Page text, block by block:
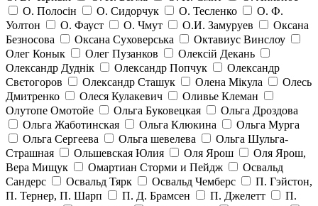
О. Полосін
О. Сидорчук О. Тесленко
О. Ф.
Уолтон
О. Фауст О. Чмут О.И. Замуруев
Оксана
Безносова
Оксана Суховерська
Октавиус Винслоу
Олег Конык
Олег Пузанков
Олексій Декань
Олександр Дуднік
Олександр Попчук
Олександр
Свєтогоров
Олександр Сташук Олена Мікула
Олесь
Дмитренко
Олеся Кулакевич
Оливье Клеман
Олутопе Омотойе
Ольга Буковецкая
Ольга Дроздова
Ольга Жаботинская
Ольга Клюкина
Ольга Мурга
Ольга Сергеева
Ольга шевелева
Ольга Шульга-
Страшная
Ольшевская Юлия Оля Ярош
Оля Ярош,
Вера Мищук
Омартиан Сторми и Пейдж
Освальд
Сандерс
Освальд Тярк Освальд Чемберс
П. Гэйстон,
П. Тернер, П. Шарп
П. Д. Брамсен П. Джелетт
П.